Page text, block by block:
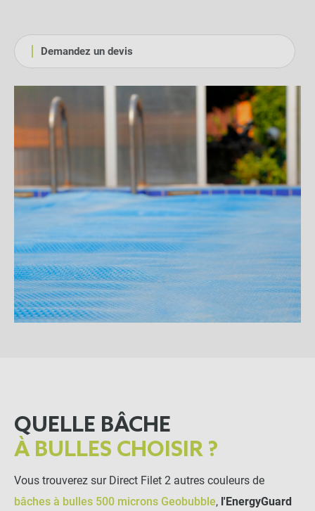
Demandez un devis
QUELLE BÂCHE
À BULLES CHOISIR ?
Vous trouverez sur Direct Filet 2 autres couleurs de
bâches à bulles 500 microns Geobubble, l'EnergyGuard